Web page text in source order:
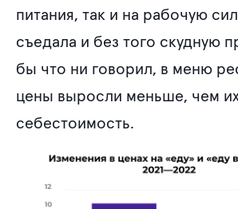
питания, так и на рабочую
съедала и без того скудную
бы что ни говорил, в меню
цены выросли меньше, чем их
себестоимость.